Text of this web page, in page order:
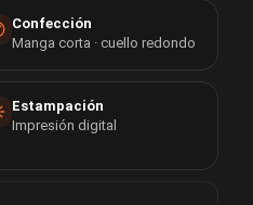
Confección
Manga corta · cuello redondo
Estampación
Impresión digital